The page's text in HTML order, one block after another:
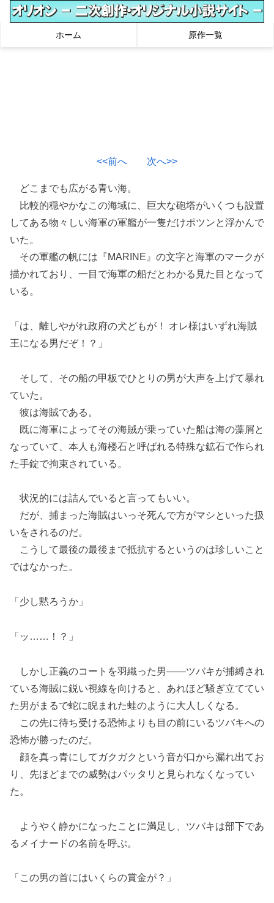
ホーム 原作一覧
<<前へ 次へ>>
どこまでも広がる青い海。
比較的穏やかなこの海域に、巨大な砲塔がいくつも設置
してある物々しい海軍の軍艦が一隻だけポツンと浮かんで
いた。
その軍艦の帆には『MARINE』の文字と海軍のマークが
描かれており、一目で海軍の船だとわかる見た目となって
いる。
「は、離しやがれ政府の犬どもが！ オレ様はいずれ海賊
王になる男だぞ！？」
そして、その船の甲板でひとりの男が大声を上げて暴れ
ていた。
彼は海賊である。
既に海軍によってその海賊が乗っていた船は海の藻屑と
なっていて、本人も海楼石と呼ばれる特殊な鉱石で作られ
た手錠で拘束されている。
状況的には詰んでいると言ってもいい。
だが、捕まった海賊はいっそ死んで方がマシといった扱
いをされるのだ。
こうして最後の最後まで抵抗するというのは珍しいこと
ではなかった。
「少し黙ろうか」
「ッ……！？」
しかし正義のコートを羽織った男――ツバキが捕縛され
ている海賊に鋭い視線を向けると、あれほど騒ぎ立ててい
た男がまるで蛇に睨まれた蛙のように大人しくなる。
この先に待ち受ける恐怖よりも目の前にいるツバキへの
恐怖が勝ったのだ。
顔を真っ青にしてガクガクという音が口から漏れ出てお
り、先ほどまでの威勢はパッタリと見られなくなってい
た。
ようやく静かになったことに満足し、ツバキは部下であ
るメイナードの名前を呼ぶ。
「この男の首にはいくらの賞金が？」